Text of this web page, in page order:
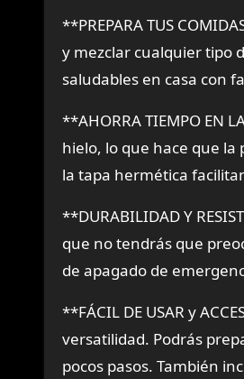
**PREPARA TUS
y mezclar cualquier tipo
saludables en casa con
**AHORRA TIEMPO EN
hielo, lo que hace que
la tapa hermética
**DURABILIDAD Y
que no tendrás que
de apagado de
**FÁCIL DE USAR y
versatilidad. Podrás
pocos pasos. También